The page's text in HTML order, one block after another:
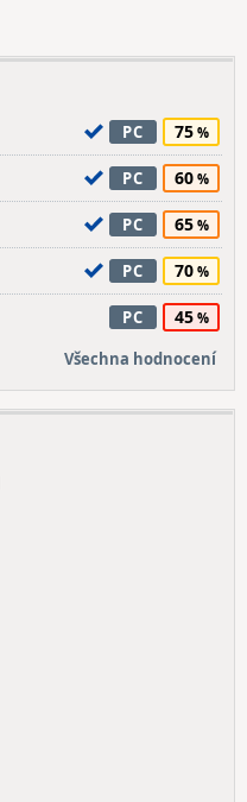
PC 75
PC 60
PC 65
PC 70
PC 45
Všechna hodnocení